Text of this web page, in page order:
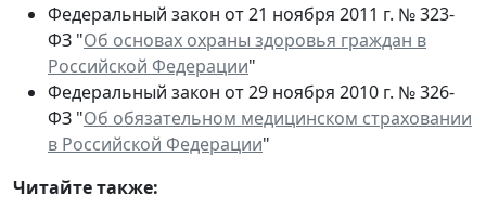
Федеральный закон от 21 ноября 2011 г. № 323-
ФЗ "Об основах охраны здоровья граждан в
Российской Федерации"
Федеральный закон от 29 ноября 2010 г. № 326-
ФЗ "Об обязательном медицинском страховании
в Российской Федерации"
Читайте также: